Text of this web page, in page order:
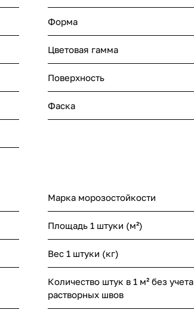
Форма
Цветовая гамма
Поверхность
Фаска
Марка морозостойкости
Площадь 1 штуки (м²)
Вес 1 штуки (кг)
Количество штук в 1 м² без учета
растворных швов